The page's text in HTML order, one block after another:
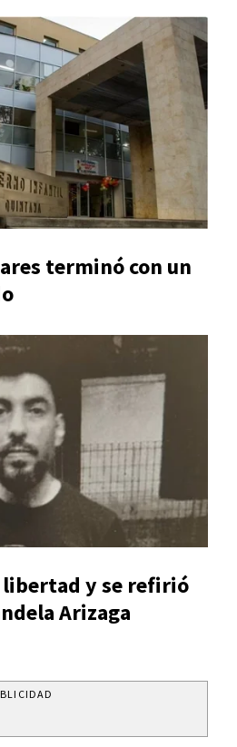
terminó con un
libertad y se refirió
Arizaga